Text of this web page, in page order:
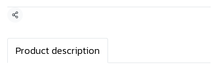
แชร์
Product description